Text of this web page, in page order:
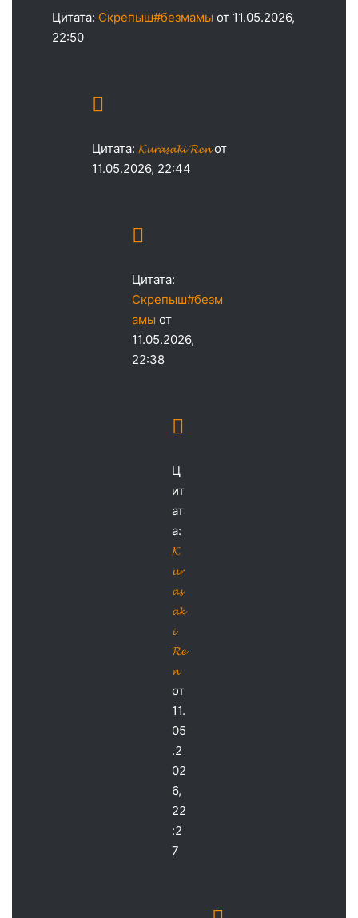
Цитата: Скрепыш#безмамы от 11.05.2026,
22:50
Цитата: 𝓚𝓾𝓻𝓪𝓼𝓪𝓴𝓲 𝓡𝓮𝓷от
11.05.2026, 22:44
Цитата:
Скрепыш#безм
амы от
11.05.2026,
22:38
Ц
ит
ат
а:
𝓚
𝓾𝓻
𝓪𝓼
𝓪𝓴
𝓲
𝓡𝓮
𝓷
от
11.
05
.2
02
6,
22
:2
7